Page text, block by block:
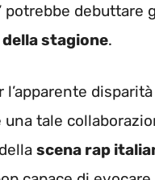
potrebbe debuttare
stagione.
tale
scena rap